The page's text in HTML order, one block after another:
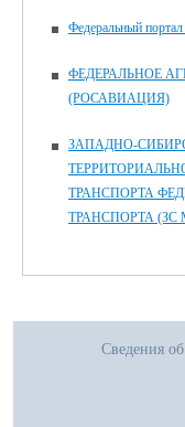
Федеральный
ФЕДЕРАЛЬНОЕ
(РОСАВИАЦИЯ)
ЗАПАДНО-
ТРАНСПОРТА
ТРАНСПОРТА
Сведения